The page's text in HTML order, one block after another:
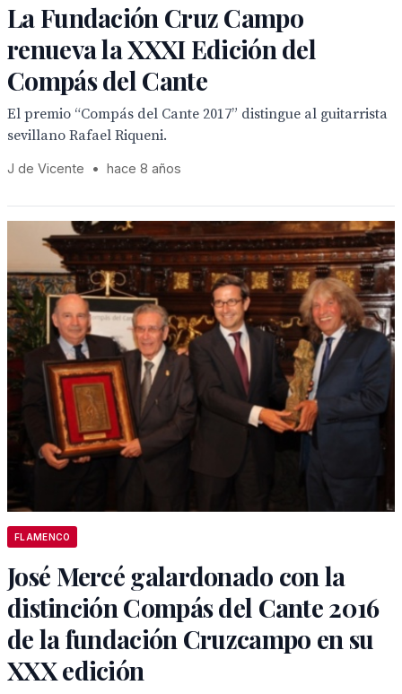
La Fundación Cruz Campo
renueva la XXXI Edición del
Compás del Cante
El premio “Compás del Cante 2017” distingue al guitarrista
sevillano Rafael Riqueni.
J de Vicente • hace 8 años
FLAMENCO
José Mercé galardonado con la
distinción Compás del Cante 2016
de la fundación Cruzcampo en su
XXX edición